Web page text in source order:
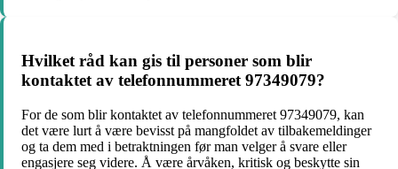
Hvilket råd kan gis til personer som blir
kontaktet av telefonnummeret 97349079?
For de som blir kontaktet av telefonnummeret 97349079, kan
det være lurt å være bevisst på mangfoldet av tilbakemeldinger
og ta dem med i betraktningen før man velger å svare eller
engasjere seg videre. Å være årvåken, kritisk og beskytte sin